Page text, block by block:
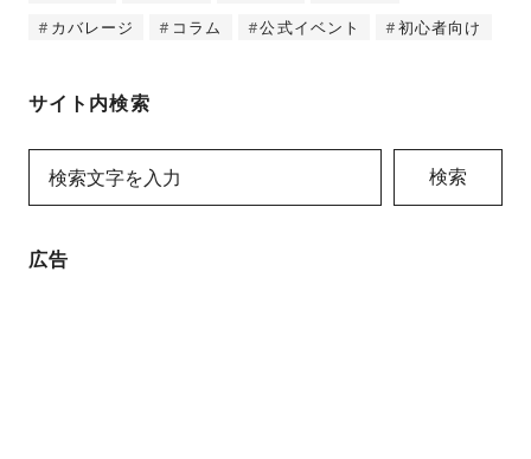
カバレージ コラム 公式イベント 初心者向け
サイト内検索
検索
広告